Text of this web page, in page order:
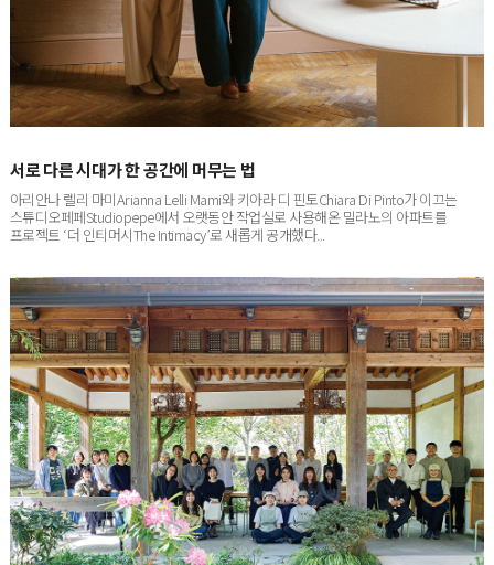
아리안나 렐리 마미Arianna Lelli Mami와 키아라 디 핀토Chiara Di Pinto가 이끄는
스튜디오페페Studiopepe에서 오랫동안 작업실로 사용해온 밀라노의 아파트를
프로젝트 ‘더 인티머시The Intimacy’로 새롭게 공개했다...